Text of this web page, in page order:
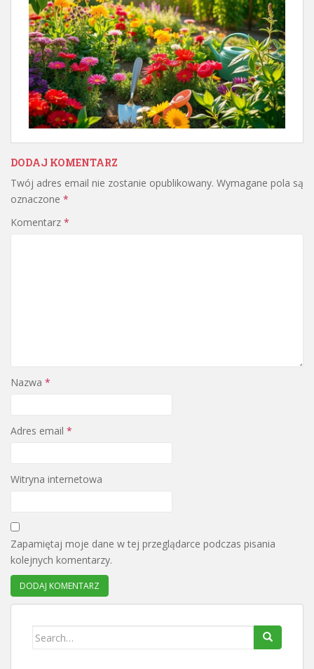
DODAJ KOMENTARZ
Twój adres email nie zostanie opublikowany. Wymagane pola są
oznaczone *
Komentarz *
Nazwa *
Adres email *
Witryna internetowa
Zapamiętaj moje dane w tej przeglądarce podczas pisania
kolejnych komentarzy.
Search